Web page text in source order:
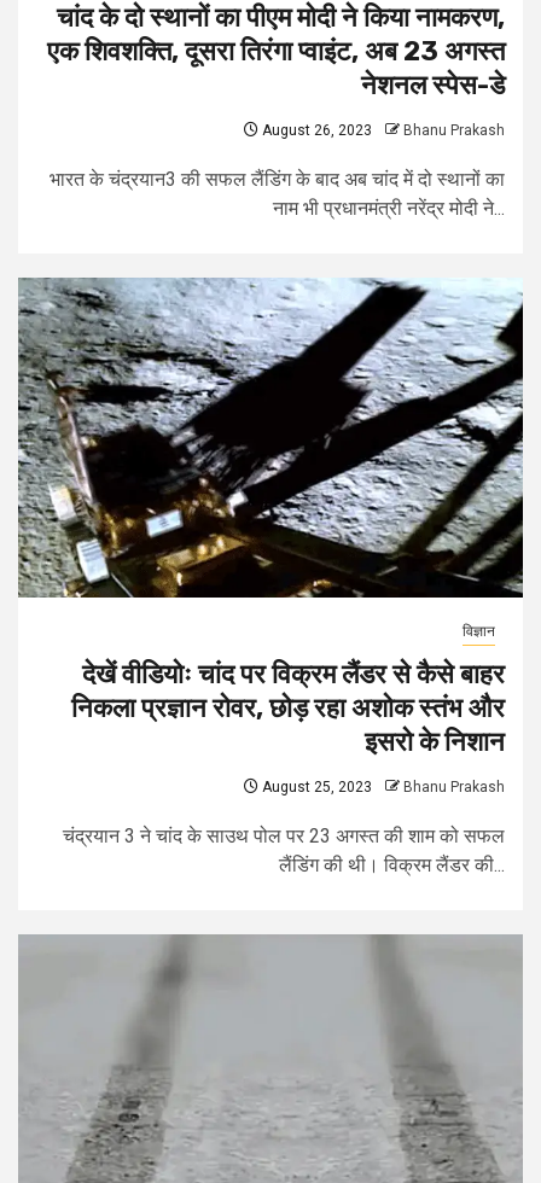
चांद के दो स्थानों का पीएम मोदी ने किया नामकरण,
एक शिवशक्ति, दूसरा तिरंगा प्वाइंट, अब 23 अगस्त
नेशनल स्पेस-डे
August 26, 2023 Bhanu Prakash
भारत के चंद्रयान3 की सफल लैंडिंग के बाद अब चांद में दो स्थानों का
नाम भी प्रधानमंत्री नरेंद्र मोदी ने...
विज्ञान
देखें वीडियोः चांद पर विक्रम लैंडर से कैसे बाहर
निकला प्रज्ञान रोवर, छोड़ रहा अशोक स्तंभ और
इसरो के निशान
August 25, 2023 Bhanu Prakash
चंद्रयान 3 ने चांद के साउथ पोल पर 23 अगस्त की शाम को सफल
लैंडिंग की थी। विक्रम लैंडर की...